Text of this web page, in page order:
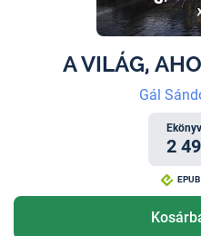
A VILÁG,
Gál
Ekönyv
2
EPUB